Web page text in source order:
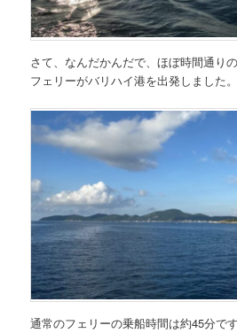
さて、なんだかんだで、ほぼ時間通り
フェリーがバリハイ港を出発しました。
通常のフェリーの乗船時間は約45分です